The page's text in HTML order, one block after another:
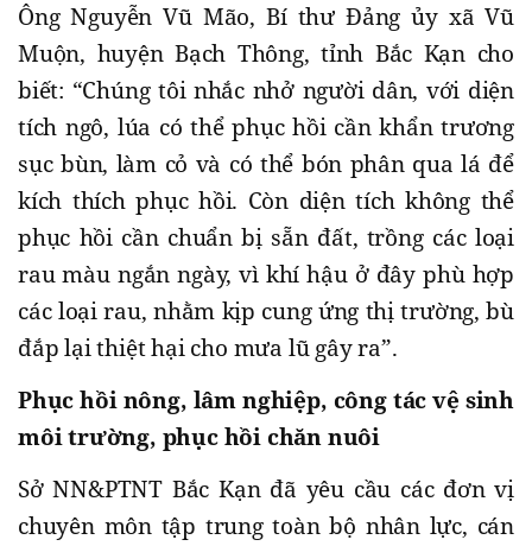
Ông Nguyễn Vũ Mão, Bí thư Đảng ủy xã Vũ
Muộn, huyện Bạch Thông, tỉnh Bắc Kạn cho
biết: “Chúng tôi nhắc nhở người dân, với diện
tích ngô, lúa có thể phục hồi cần khẩn trương
sục bùn, làm cỏ và có thể bón phân qua lá để
kích thích phục hồi. Còn diện tích không thể
phục hồi cần chuẩn bị sẵn đất, trồng các loại
rau màu ngắn ngày, vì khí hậu ở đây phù hợp
các loại rau, nhằm kịp cung ứng thị trường, bù
đắp lại thiệt hại cho mưa lũ gây ra”.
Phục hồi nông, lâm nghiệp, công tác vệ sinh
môi trường, phục hồi chăn nuôi
Sở NN&PTNT Bắc Kạn đã yêu cầu các đơn vị
chuyên môn tập trung toàn bộ nhân lực, cán